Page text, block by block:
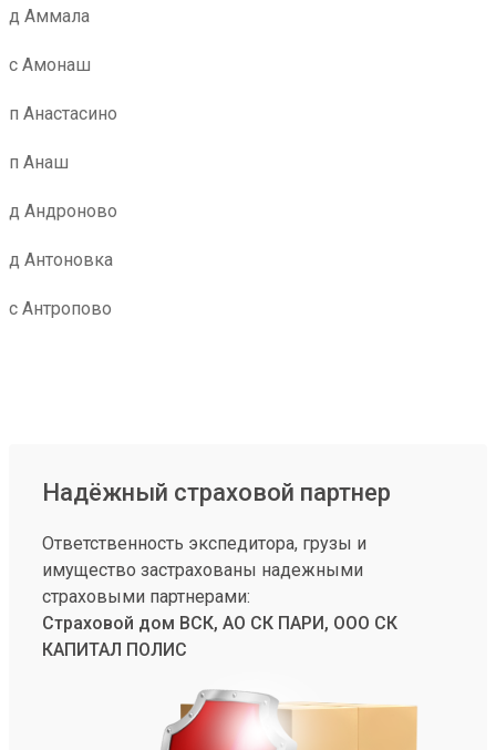
д Аммала
с Амонаш
п Анастасино
п Анаш
д Андроново
д Антоновка
с Антропово
Надёжный страховой партнер
Ответственность экспедитора, грузы и
имущество застрахованы надежными
страховыми партнерами:
Страховой дом ВСК, АО СК ПАРИ, ООО СК
КАПИТАЛ ПОЛИС